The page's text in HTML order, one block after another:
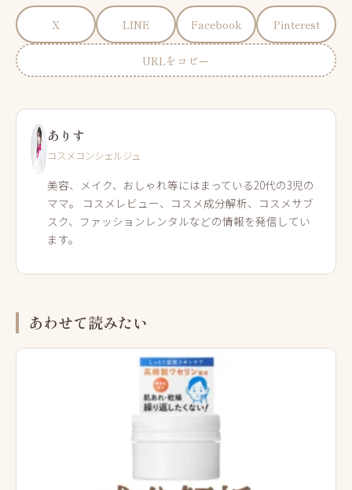
X LINE Facebook Pinterest
URLをコピー
ありす
コスメコンシェルジュ
美容、メイク、おしゃれ等にはまっている20代の3児の
ママ。 コスメレビュー、コスメ成分解析、コスメサブ
スク、ファッションレンタルなどの情報を発信してい
ます。
あわせて読みたい